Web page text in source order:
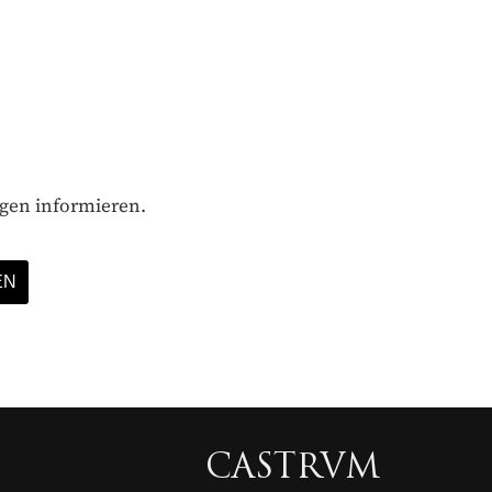
informieren.
CASTRVM